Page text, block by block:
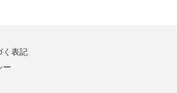
く表記
ー